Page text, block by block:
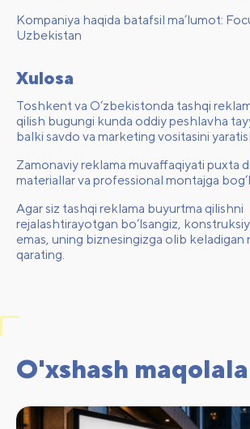
Kompaniya haqida batafsil ma’lumot:
Uzbekistan
Xulosa
Toshkent va O‘zbekistonda tashqi
qilish bugungi kunda oddiy peshlavha
balki savdo va marketing vositasini
Zamonaviy reklama muvaffaqiyati puxta
materiallar va professional montajga
Agar siz tashqi reklama buyurtma qilishni
rejalashtirayotgan bo‘lsangiz,
emas, uning biznesingizga olib keladigan
qarating.
O'xshash